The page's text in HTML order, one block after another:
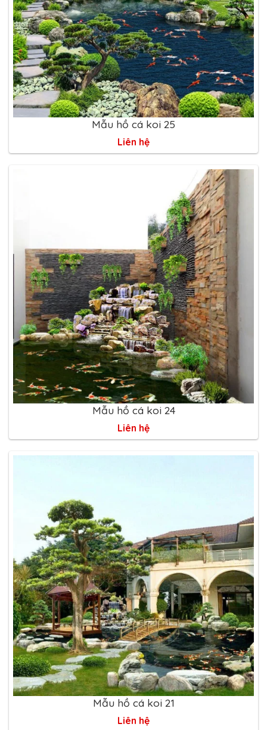
Mẫu hồ cá koi 25
Liên hệ
Mẫu hồ cá koi 24
Liên hệ
Mẫu hồ cá koi 21
Liên hệ